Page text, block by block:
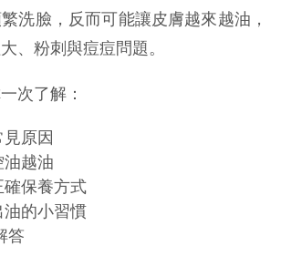
洗臉，反而可能讓皮膚越來越油，
、粉刺與痘痘問題。
次了解：
原因
越油
保養方式
油的小習慣
答